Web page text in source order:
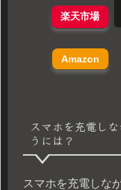
楽天市場
Amazon
スマホを充電し
うには？
スマホを充電しな